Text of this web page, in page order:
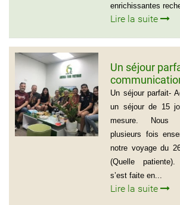
enrichissantes
Lire la suite
Un séjour
Groupe de la
PASCAL
Un séjour parfait-
un séjour de 15
mesure. Nous
plusieurs fois
notre voyage du
(Quelle
s’est faite en...
Lire la suite